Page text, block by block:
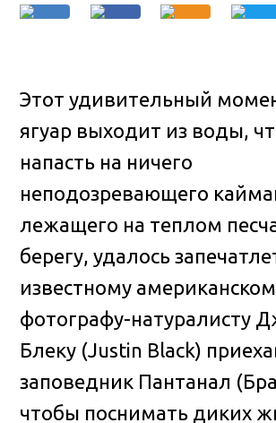
Этот удивительный
ягуар выходит из воды,
напасть на ничего
неподозревающего
лежащего на теплом
берегу, удалось
известному
фотографу-натуралисту
Блеку (Justin Black)
заповедник Пантанал
чтобы поснимать диких